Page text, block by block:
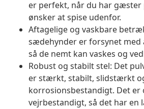
er perfekt, når du har gæster
ønsker at spise udenfor.
Aftagelige og vaskbare
sædehynder er forsynet
så de nemt kan vaskes og
Robust og stabilt stel: Det
er stærkt, stabilt, slidstærkt
korrosionsbestandigt. Det er
vejrbestandigt, så det har en